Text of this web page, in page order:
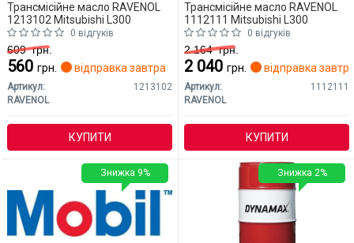
Трансмісійне масло RAVENOL
1213102 Mitsubishi L300
0 відгуків
609грн.
560 грн. відправка завтра
Артикул:
1213102
RAVENOL
КУПИТИ
Трансмісійне масло RAVENOL
1112111 Mitsubishi L300
0 відгуків
2 164грн.
2 040 грн. відправка
Артикул:
1112111
RAVENOL
КУПИТИ
Знижка 9% Знижка 2%